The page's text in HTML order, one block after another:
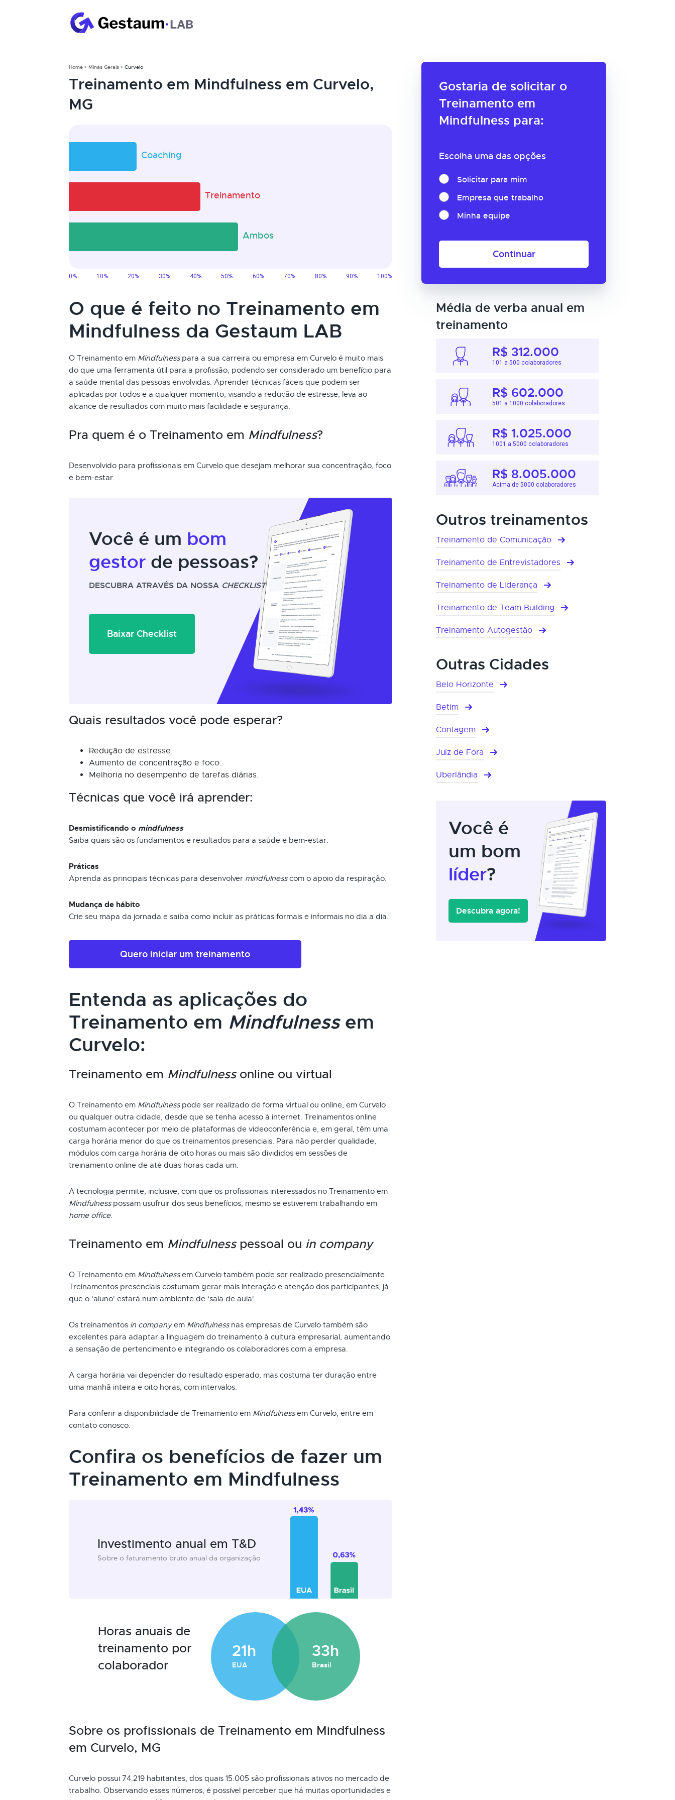
Gostaria de solicitar o
Treinamento em
Mindfulness para:
Escolha uma das opções
Solicitar para mim
Empresa que trabalho
Minha equipe
Continuar
Home Minas Gerais Curvelo
Treinamento em Mindfulness em Curvelo,
MG
O que é feito no Treinamento em
Mindfulness da Gestaum LAB
O Treinamento em Mindfulnesspara a sua carreira ou empresa em Curvelo é muito mais
do que uma ferramenta útil para a profissão, podendo ser considerado um benefício para
a saúde mental das pessoas envolvidas. Aprender técnicas fáceis que podem ser
aplicadas por todos e a qualquer momento, visando a redução de estresse, leva ao
alcance de resultados com muito mais facilidade e segurança.
Pra quem é o Treinamento em Mindfulness?
Desenvolvido para profissionais em Curvelo que desejam melhorar sua concentração, foco
e bem-estar.
Você é um bom
gestor de pessoas?
DESCUBRA ATRAVÉS DA NOSSA CHECKLIST
Baixar Checklist
Quais resultados você pode esperar?
Redução de estresse.
Aumento de concentração e foco.
Melhoria no desempenho de tarefas diárias.
Técnicas que você irá aprender:
Desmistificando o mindfulness
Saiba quais são os fundamentos e resultados para a saúde e bem-estar.
Práticas
Aprenda as principais técnicas para desenvolver mindfulnesscom o apoio da respiração.
Mudança de hábito
Crie seu mapa da jornada e saiba como incluir as práticas formais e informais no dia a dia.
Quero iniciar um treinamento
Entenda as aplicações do
Treinamento em Mindfulnessem
Curvelo:
Treinamento em Mindfulnessonline ou virtual
O Treinamento em Mindfulnesspode ser realizado de forma virtual ou online, em Curvelo
ou qualquer outra cidade, desde que se tenha acesso à internet. Treinamentos online
costumam acontecer por meio de plataformas de videoconferência e, em geral, têm uma
carga horária menor do que os treinamentos presenciais. Para não perder qualidade,
módulos com carga horária de oito horas ou mais são divididos em sessões de
treinamento online de até duas horas cada um.
A tecnologia permite, inclusive, com que os profissionais interessados no Treinamento em
Mindfulnesspossam usufruir dos seus benefícios, mesmo se estiverem trabalhando em
home office.
Treinamento em Mindfulnesspessoal ou in company
O Treinamento em Mindfulnessem Curvelo também pode ser realizado presencialmente.
Treinamentos presenciais costumam gerar mais interação e atenção dos participantes, já
que o 'aluno' estará num ambiente de ‘sala de aula'.
Os treinamentos in companyem Mindfulnessnas empresas de Curvelo também são
excelentes para adaptar a linguagem do treinamento à cultura empresarial, aumentando
a sensação de pertencimento e integrando os colaboradores com a empresa.
A carga horária vai depender do resultado esperado, mas costuma ter duração entre
uma manhã inteira e oito horas, com intervalos.
Para conferir a disponibilidade de Treinamento em Mindfulnessem Curvelo, entre em
contato conosco.
Confira os benefícios de fazer um
Treinamento em Mindfulness
Investimento anual em T&D
Sobre o faturamento bruto anual da organização
Horas anuais de
treinamento por
colaborador
21h
EUA
33h
Brasil
Sobre os profissionais de Treinamento em Mindfulness
em Curvelo, MG
Curvelo possui 74.219 habitantes, dos quais 15.005 são profissionais ativos no mercado de
trabalho. Observando esses números, é possível perceber que há muitas oportunidades e
Média de verba anual em
treinamento
R$ 312.000
101 a 500 colaboradores
R$ 602.000
501 a 1000 colaboradores
R$ 1.025.000
1001 a 5000 colaboradores
R$ 8.005.000
Acima de 5000 colaboradores
Outros treinamentos
Treinamento de Comunicação
Treinamento de Entrevistadores
Treinamento de Liderança
Treinamento de Team Building
Treinamento Autogestão
Outras Cidades
Belo Horizonte
Betim
Contagem
Juiz de Fora
Uberlândia
Você é
um bom
líder?
Descubra agora!